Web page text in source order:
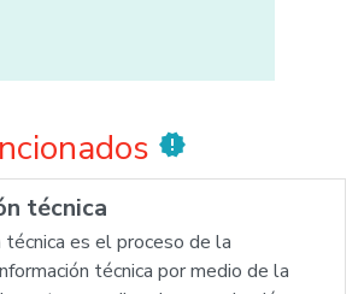
new_releases
técnica
técnica es el proceso de la
técnica por medio de la